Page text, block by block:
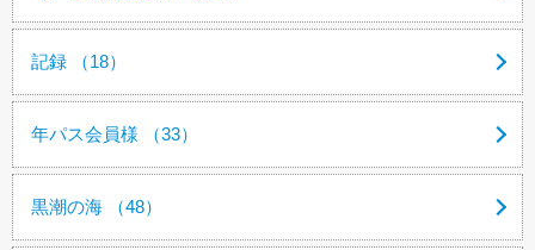
記録 （18）
年パス会員様 （33）
黒潮の海 （48）